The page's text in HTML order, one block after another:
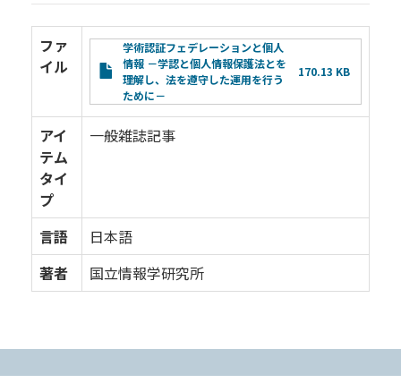
ファ
イル
学術認証フェデレーションと個人
情報 －学認と個人情報保護法とを
理解し、法を遵守した運用を行う
ために－
170.13 KB
アイ
テム
タイ
プ
一般雑誌記事
言語
日本語
著者
国立情報学研究所